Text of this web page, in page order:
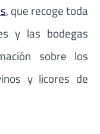
, que recoge toda
y las bodegas
sobre los
y licores de